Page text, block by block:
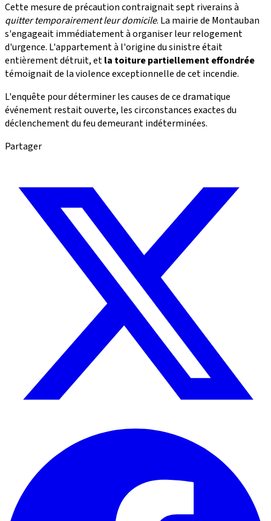
Cette mesure de précaution contraignait sept riverains à
quitter temporairement leur domicile. La mairie de Montauban
s'engageait immédiatement à organiser leur relogement
d'urgence. L'appartement à l'origine du sinistre était
entièrement détruit, etla toiture partiellement effondrée
témoignait de la violence exceptionnelle de cet incendie.
L'enquête pour déterminer les causes de ce dramatique
événement restait ouverte, les circonstances exactes du
déclenchement du feu demeurant indéterminées.
Partager